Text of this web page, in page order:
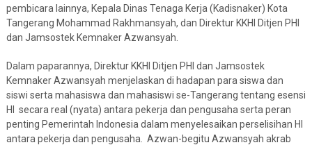
pembicara lainnya, Kepala Dinas Tenaga Kerja (Kadisnaker) Kota
Tangerang Mohammad Rakhmansyah, dan Direktur KKHI Ditjen PHI
dan Jamsostek Kemnaker Azwansyah.
Dalam paparannya, Direktur KKHI Ditjen PHI dan Jamsostek
Kemnaker Azwansyah menjelaskan di hadapan para siswa dan
siswi serta mahasiswa dan mahasiswi se-Tangerang tentang esensi
HI secara real (nyata) antara pekerja dan pengusaha serta peran
penting Pemerintah Indonesia dalam menyelesaikan perselisihan HI
antara pekerja dan pengusaha. Azwan-begitu Azwansyah akrab